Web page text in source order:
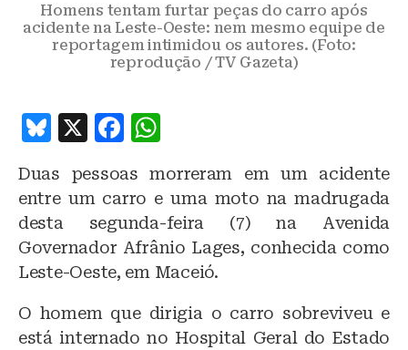
Homens tentam furtar peças do carro após
acidente na Leste-Oeste: nem mesmo equipe de
reportagem intimidou os autores. (Foto:
reprodução / TV Gazeta)
B
e
s
k
y
X
F
c
e
b
o
o
k
at
s
A
p
p
Duas pessoas morreram em um acidente
entre um carro e uma moto na madrugada
desta segunda-feira (7) na Avenida
Governador Afrânio Lages, conhecida como
Leste-Oeste, em Maceió.
O homem que dirigia o carro sobreviveu e
está internado no Hospital Geral do Estado